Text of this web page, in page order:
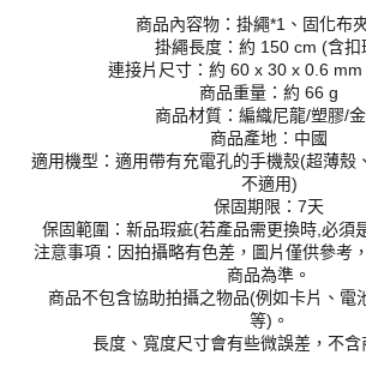
商品內容物：掛繩*1、固化布
掛繩長度：約 150 cm (含扣
連接片尺寸：約 60 x 30 x 0.6 mm
商品重量：約 66 g
商品材質：編織尼龍/塑膠/
商品產地：中國
適用機型：適用帶有充電孔的手機殼(超薄殼
不適用)
保固期限：7天
保固範圍：新品瑕疵(若產品需更換時,必須
注意事項：因拍攝略有色差，圖片僅供參考
商品為準。
商品不包含協助拍攝之物品(例如卡片、電
等)。
長度、寬度尺寸會有些微誤差，不含